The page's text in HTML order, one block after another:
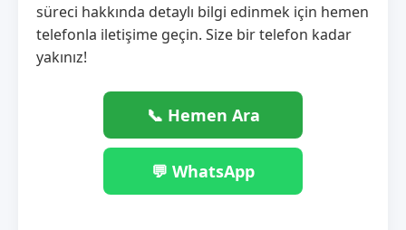
süreci hakkında detaylı bilgi edinmek için hemen
telefonla iletişime geçin. Size bir telefon kadar
yakınız!
📞 Hemen Ara
💬 WhatsApp